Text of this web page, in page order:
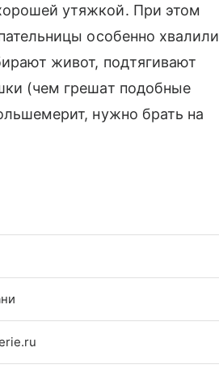
утяжкой. При этом
особенно хвалили
живот, подтягивают
(чем грешат подобные
нужно брать на